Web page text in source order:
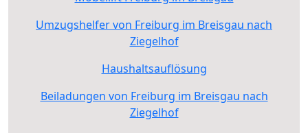
Umzugshelfer von Freiburg im Breisgau nach
Ziegelhof
Haushaltsauflösung
Beiladungen von Freiburg im Breisgau nach
Ziegelhof